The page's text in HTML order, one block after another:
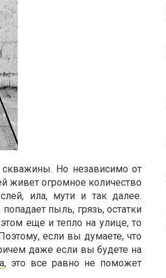
Но независимо от
живет огромное количество
ила, мути и так далее.
пыль, грязь, остатки
еще и тепло на улице, то
если вы думаете, что
даже если вы будете на
, это все равно не поможет